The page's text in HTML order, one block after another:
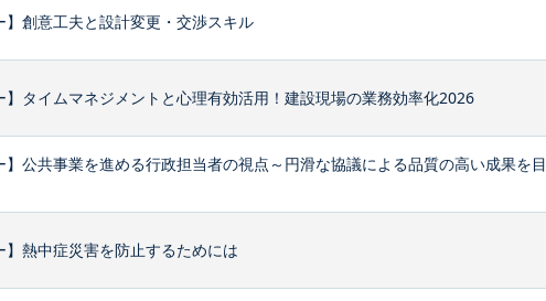
】創意工夫と設計変更・交渉スキル
】タイムマネジメントと心理有効活用！建設現場の業務効率化2026
】公共事業を進める行政担当者の視点～円滑な協議による品質の高い成果を目
】熱中症災害を防止するためには